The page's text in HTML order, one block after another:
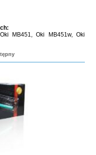
MB451, Oki MB451w, Oki